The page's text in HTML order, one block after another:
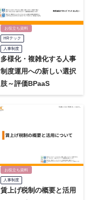
お役立ち資料
HRテック
人事制度
多様化・複雑化する人事
制度運用への新しい選択
肢～評価BPaaS
お役立ち資料
人事制度
賃上げ税制の概要と活用